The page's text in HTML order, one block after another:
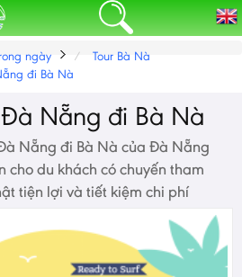
ngày
Tour Bà Nà
đi Bà Nà
Nẵng đi Bà Nà
Nẵng đi Bà Nà của Đà Nẵng
cho du khách có chuyến tham
tiện lợi và tiết kiệm chi phí